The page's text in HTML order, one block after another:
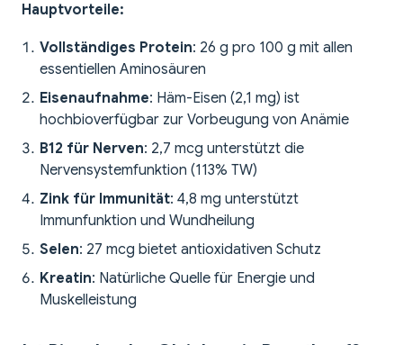
Hauptvorteile:
Vollständiges Protein: 26 g pro 100 g mit allen
essentiellen Aminosäuren
Eisenaufnahme: Häm-Eisen (2,1 mg) ist
hochbioverfügbar zur Vorbeugung von Anämie
B12 für Nerven: 2,7 mcg unterstützt die
Nervensystemfunktion (113% TW)
Zink für Immunität: 4,8 mg unterstützt
Immunfunktion und Wundheilung
Selen: 27 mcg bietet antioxidativen Schutz
Kreatin: Natürliche Quelle für Energie und
Muskelleistung